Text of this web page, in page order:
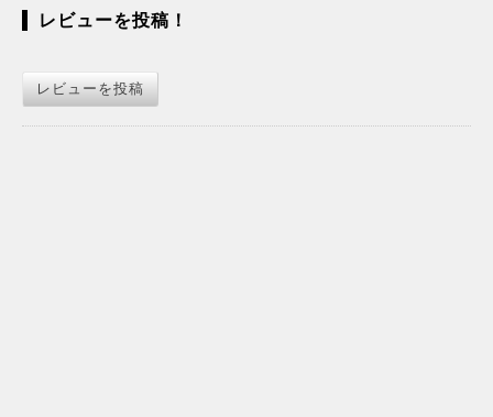
レビューを投稿！
レビューを投稿